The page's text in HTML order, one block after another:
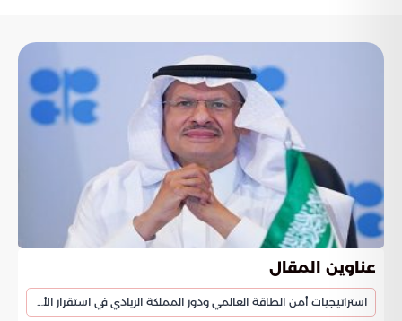
عناوين المقال
استراتيجيات أمن الطاقة العالمي ودور المملكة الريادي في استقرار الأسواق